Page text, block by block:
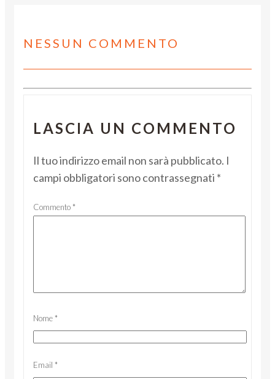
NESSUN COMMENTO
LASCIA UN COMMENTO
Il tuo indirizzo email non sarà pubblicato. I
campi obbligatori sono contrassegnati *
Commento *
Nome *
Email *